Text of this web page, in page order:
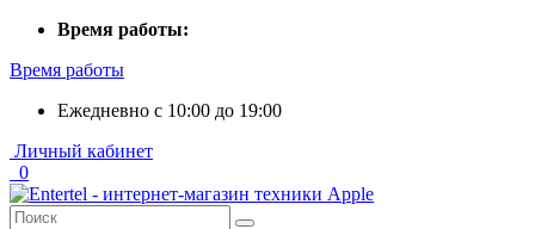
Время работы:
Время работы
Ежедневно с 10:00 до 19:00
Личный кабинет
0